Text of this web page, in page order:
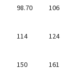
98.70 106
114 124
150 161